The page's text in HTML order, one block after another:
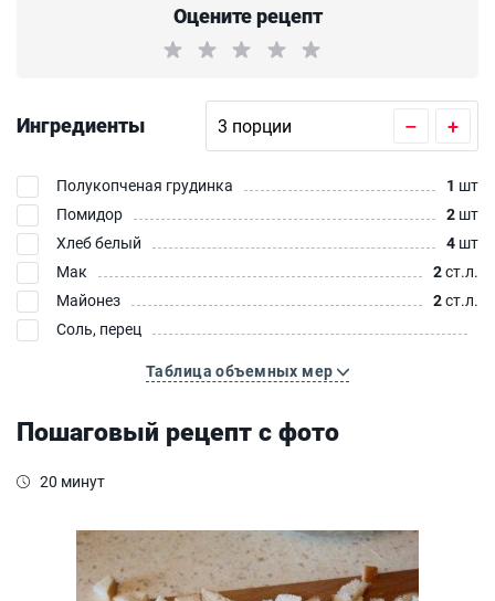
Оцените рецепт
Ингредиенты – +
Полукопченая грудинка 1 шт
Помидор
2 шт
Хлеб белый
4 шт
Мак
2ст.л.
Майонез
2ст.л.
Соль, перец
Таблица объемных мер
Пошаговый рецепт с фото
20 минут